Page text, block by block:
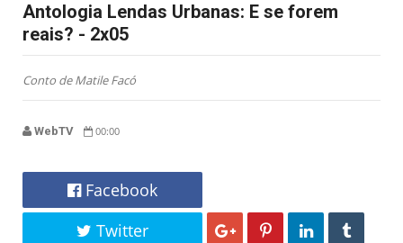
Antologia Lendas Urbanas: E se forem
reais? - 2x05
Conto de Matile Facó
WebTV 00:00
Facebook
Twitter